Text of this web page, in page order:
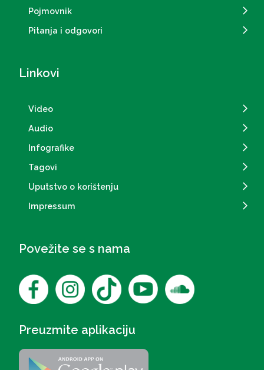
Pojmovnik
Pitanja i odgovori
Linkovi
Video
Audio
Infografike
Tagovi
Uputstvo o korištenju
Impressum
Povežite se s nama
Preuzmite aplikaciju